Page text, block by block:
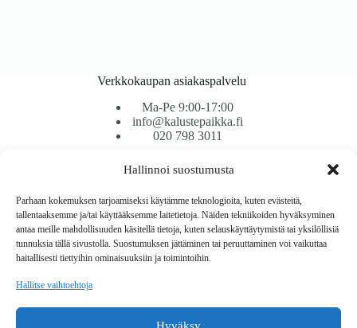
Hallinnoi suostumusta
Parhaan kokemuksen tarjoamiseksi käytämme teknologioita, kuten evästeitä,
tallentaaksemme ja/tai käyttääksemme laitetietoja. Näiden tekniikoiden hyväksyminen
antaa meille mahdollisuuden käsitellä tietoja, kuten selauskäyttäytymistä tai yksilöllisiä
tunnuksia tällä sivustolla. Suostumuksen jättäminen tai peruuttaminen voi vaikuttaa
haitallisesti tiettyihin ominaisuuksiin ja toimintoihin.
Hallitse vaihtoehtoja
Hyväksy
Verkkokaupan asiakaspalvelu
Ma-Pe 9:00-17:00
info@kalustepaikka.fi
020 798 3011
Tavarantoimitus / Maksutavat
Toimitustavat
Maksutavat
Vaihto ja palautus
Reklamaatiot